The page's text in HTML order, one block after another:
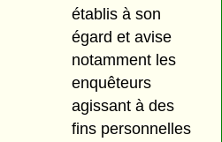
établis à son
égard et avise
notamment les
enquêteurs
agissant à des
fins personnelles